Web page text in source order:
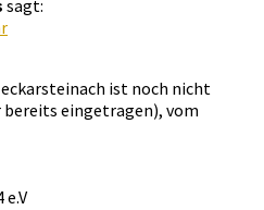
sagt:
ist noch nicht
bereits eingetragen), vom
e.V